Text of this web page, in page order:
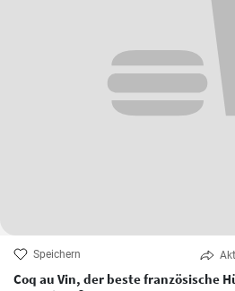
Speichern
Coq au Vin, der beste französische